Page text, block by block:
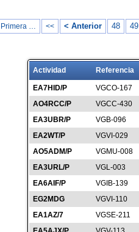
| Primera … << < Anterior 48 49
Actividad Referencia
EA7HID/P VGCO-167
AO4RCC/P
VGCC-430
EA3UBR/P
VGB-096
EA2WT/P
VGVI-029
AO5ADM/P
VGMU-008
EA3URL/P
VGL-003
EA6AIF/P
VGIB-139
EG2MDG
VGVI-110
EA1AZ/7
VGSE-211